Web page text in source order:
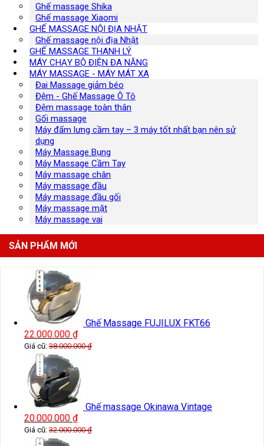
Ghế massage Shika
Ghế massage Xiaomi
GHẾ MASSAGE NỘI ĐỊA NHẬT
Ghế massage nội địa Nhật
GHẾ MASSAGE THANH LÝ
MÁY CHẠY BỘ ĐIỆN ĐA NĂNG
MÁY MASSAGE - MÁY MÁT XA
Đai Massage giảm béo
Đệm - Ghế Massage Ô Tô
Đệm massage toàn thân
Gối massage
Máy đấm lưng cầm tay – 3 máy tốt nhất bạn nên sử
dụng
Máy Massage Bụng
Máy Massage Cầm Tay
Máy massage chân
Máy massage đầu
Máy massage đầu gối
Máy massage mặt
Máy massage vai
SẢN PHẨM MỚI
Ghế Massage FUJILUX FKT66
22.000.000 ₫
Giá cũ: 38.000.000₫
Ghế massage Okinawa Vintage
20.000.000 ₫
Giá cũ: 32.000.000₫